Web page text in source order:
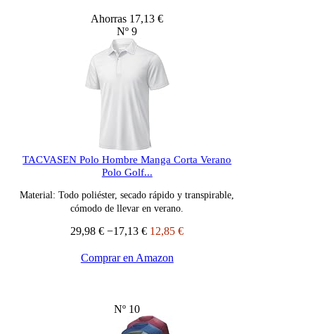
Ahorras 17,13 €
Nº 9
TACVASEN Polo Hombre Manga Corta Verano
Polo Golf...
Material: Todo poliéster, secado rápido y transpirable,
cómodo de llevar en verano.
29,98 € −17,13 € 12,85 €
Comprar en Amazon
Nº 10